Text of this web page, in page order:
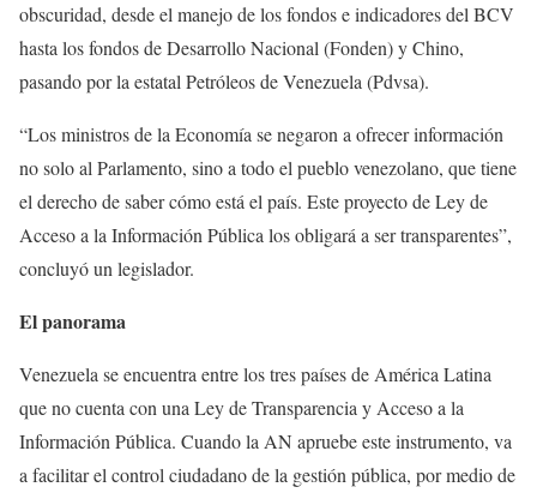
obscuridad, desde el manejo de los fondos e indicadores del BCV
hasta los fondos de Desarrollo Nacional (Fonden) y Chino,
pasando por la estatal Petróleos de Venezuela (Pdvsa).
“Los ministros de la Economía se negaron a ofrecer información
no solo al Parlamento, sino a todo el pueblo venezolano, que tiene
el derecho de saber cómo está el país. Este proyecto de Ley de
Acceso a la Información Pública los obligará a ser transparentes”,
concluyó un legislador.
El panorama
Venezuela se encuentra entre los tres países de América Latina
que no cuenta con una Ley de Transparencia y Acceso a la
Información Pública. Cuando la AN apruebe este instrumento, va
a facilitar el control ciudadano de la gestión pública, por medio de